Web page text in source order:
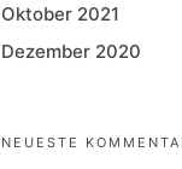
Oktober 2021
Dezember 2020
NEUESTE